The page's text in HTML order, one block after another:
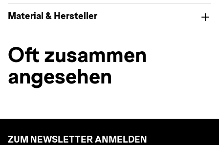
Material & Hersteller
Oft zusammen
angesehen
ZUM NEWSLETTER ANMELDEN